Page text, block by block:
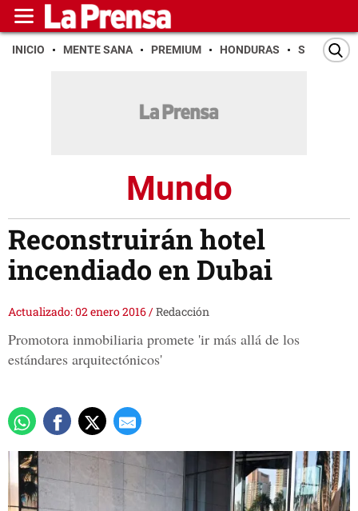
INICIO MENTE SANA PREMIUM HONDURAS SAN PEDRO
Mundo
Reconstruirán hotel
incendiado en Dubai
Actualizado: 02 enero 2016/Redacción
Promotora inmobiliaria promete 'ir más allá de los
estándares arquitectónicos'